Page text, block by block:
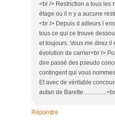
<br /> Restriction a tous les
étage ou il n y a aucune
<br /> Depuis d ailleurs l
tous ce qui ce trouve
et toujours. Vous me direz il
évolution de carrier<br />
dire passé des pseudo
contingent qui vous
Et avec de véritable
autan de
Répondre